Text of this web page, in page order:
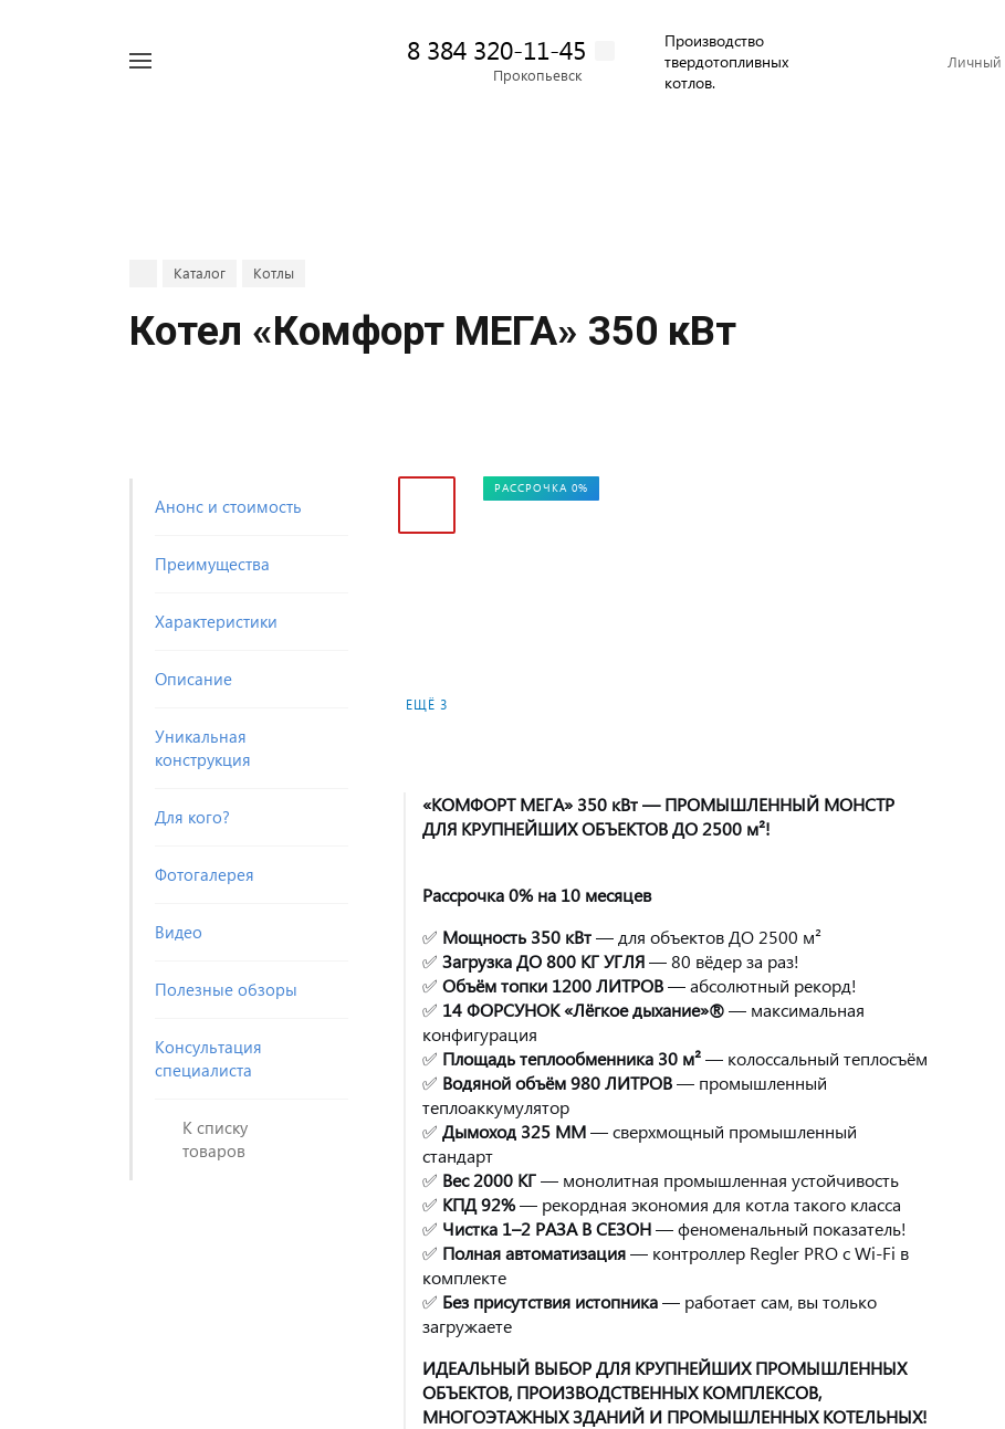
8 384 320-11-45
Прокопьевск
Производство
твердотопливных
котлов.
Личный
Каталог Котлы
Котел «Комфорт МЕГА» 350 кВт
Анонс и стоимость
Преимущества
Характеристики
Описание
Уникальная
конструкция
Для кого?
Фотогалерея
Видео
Полезные обзоры
Консультация
специалиста
К списку
товаров
ЕЩЁ 3
РАССРОЧКА 0%
«КОМФОРТ МЕГА» 350 кВт — ПРОМЫШЛЕННЫЙ МОНСТР
ДЛЯ КРУПНЕЙШИХ ОБЪЕКТОВ ДО 2500 м²!
Рассрочка 0%на 10 месяцев
✅ Мощность 350 кВт— для объектов ДО 2500 м²
✅ Загрузка ДО 800 КГ УГЛЯ— 80 вёдер за раз!
✅ Объём топки 1200 ЛИТРОВ— абсолютный рекорд!
✅ 14 ФОРСУНОК «Лёгкое дыхание»®— максимальная
конфигурация
✅ Площадь теплообменника 30 м²— колоссальный теплосъём
✅ Водяной объём 980 ЛИТРОВ— промышленный
теплоаккумулятор
✅ Дымоход 325 ММ— сверхмощный промышленный
стандарт
✅ Вес 2000 КГ— монолитная промышленная устойчивость
✅ КПД 92%— рекордная экономия для котла такого класса
✅ Чистка 1–2 РАЗА В СЕЗОН— феноменальный показатель!
✅ Полная автоматизация— контроллер Regler PRO с Wi-Fi в
комплекте
✅ Без присутствия истопника— работает сам, вы только
загружаете
ИДЕАЛЬНЫЙ ВЫБОР ДЛЯ КРУПНЕЙШИХ ПРОМЫШЛЕННЫХ
ОБЪЕКТОВ, ПРОИЗВОДСТВЕННЫХ КОМПЛЕКСОВ,
МНОГОЭТАЖНЫХ ЗДАНИЙ И ПРОМЫШЛЕННЫХ КОТЕЛЬНЫХ!